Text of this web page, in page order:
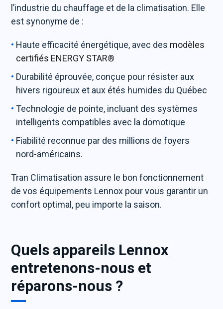
l’industrie du chauffage et de la climatisation. Elle
est synonyme de :
Haute efficacité énergétique, avec des modèles
certifiés ENERGY STAR®
Durabilité éprouvée, conçue pour résister aux
hivers rigoureux et aux étés humides du Québec
Technologie de pointe, incluant des systèmes
intelligents compatibles avec la domotique
Fiabilité reconnue par des millions de foyers
nord-américains.
Tran Climatisation assure le bon fonctionnement
de vos équipements Lennox pour vous garantir un
confort optimal, peu importe la saison.
Quels appareils Lennox
entretenons-nous et
réparons-nous ?